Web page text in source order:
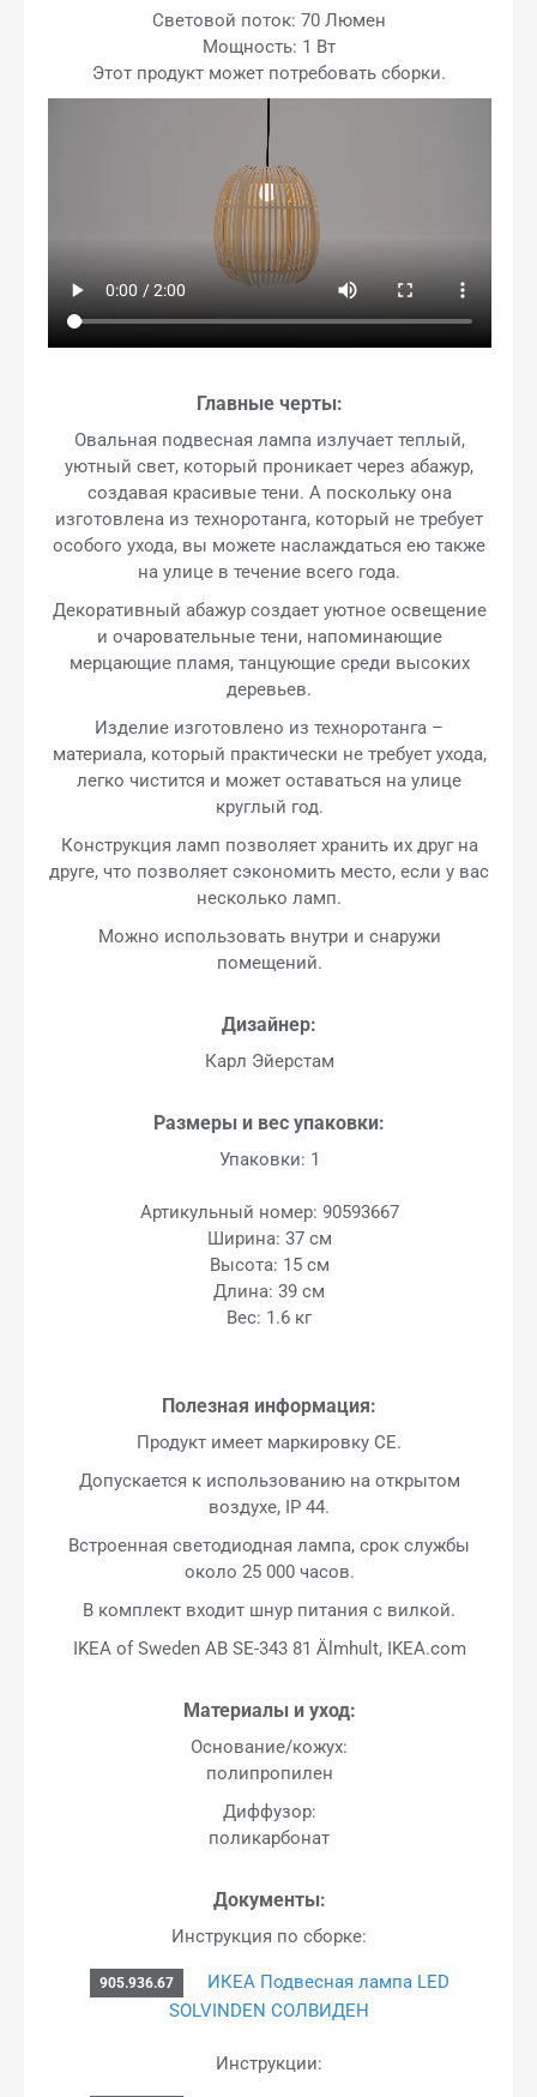
Световой поток: 70 Люмен
Мощность: 1 Вт
Этот продукт может потребовать сборки.
Главные черты:
Овальная подвесная лампа излучает теплый,
уютный свет, который проникает через абажур,
создавая красивые тени. А поскольку она
изготовлена из техноротанга, который не требует
особого ухода, вы можете наслаждаться ею также
на улице в течение всего года.
Декоративный абажур создает уютное освещение
и очаровательные тени, напоминающие
мерцающие пламя, танцующие среди высоких
деревьев.
Изделие изготовлено из техноротанга –
материала, который практически не требует ухода,
легко чистится и может оставаться на улице
круглый год.
Конструкция ламп позволяет хранить их друг на
друге, что позволяет сэкономить место, если у вас
несколько ламп.
Можно использовать внутри и снаружи
помещений.
Дизайнер:
Карл Эйерстам
Размеры и вес упаковки:
Упаковки: 1
Артикульный номер: 90593667
Ширина: 37 см
Высота: 15 см
Длина: 39 см
Вес: 1.6 кг
Полезная информация:
Продукт имеет маркировку CE.
Допускается к использованию на открытом
воздухе, IP 44.
Встроенная светодиодная лампа, срок службы
около 25 000 часов.
В комплект входит шнур питания с вилкой.
IKEA of Sweden AB SE-343 81 Älmhult, IKEA.com
Материалы и уход:
Основание/кожух:
полипропилен
Диффузор:
поликарбонат
Документы:
Инструкция по сборке:
905.936.67
ИКЕА Подвесная лампа LED
SOLVINDEN СОЛВИДЕН
Инструкции: